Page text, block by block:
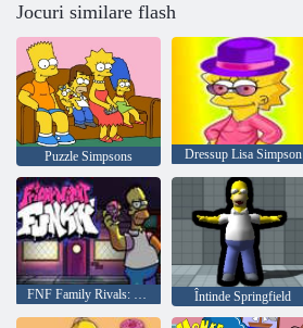
Jocuri similare flash
Puzzle Simpsons Dressup Lisa Simpson
FNF Family Rivals: Simpsons vs Peppa Pig Întinde Springfield